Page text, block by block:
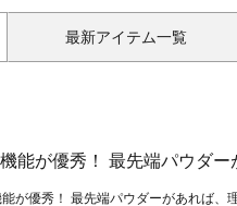
最新アイテム一覧
機能が優秀！ 最先端パウダ
能が優秀！ 最先端パウダーがあれば、